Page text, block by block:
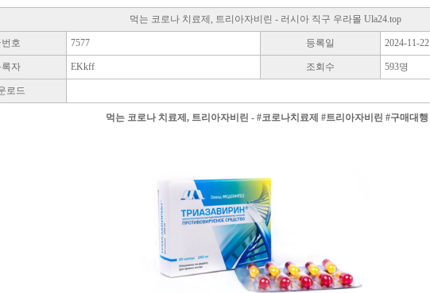
먹는 코로나 치료제, 트리아자비린 - 러시아 직구 우라몰 Ula24.top
호 7577 등록일 2024-11-22
자 EKkff 조회수 593명
로드
먹는 코로나 치료제, 트리아자비린 - #코로나치료제 #트리아자비린 #구매대행